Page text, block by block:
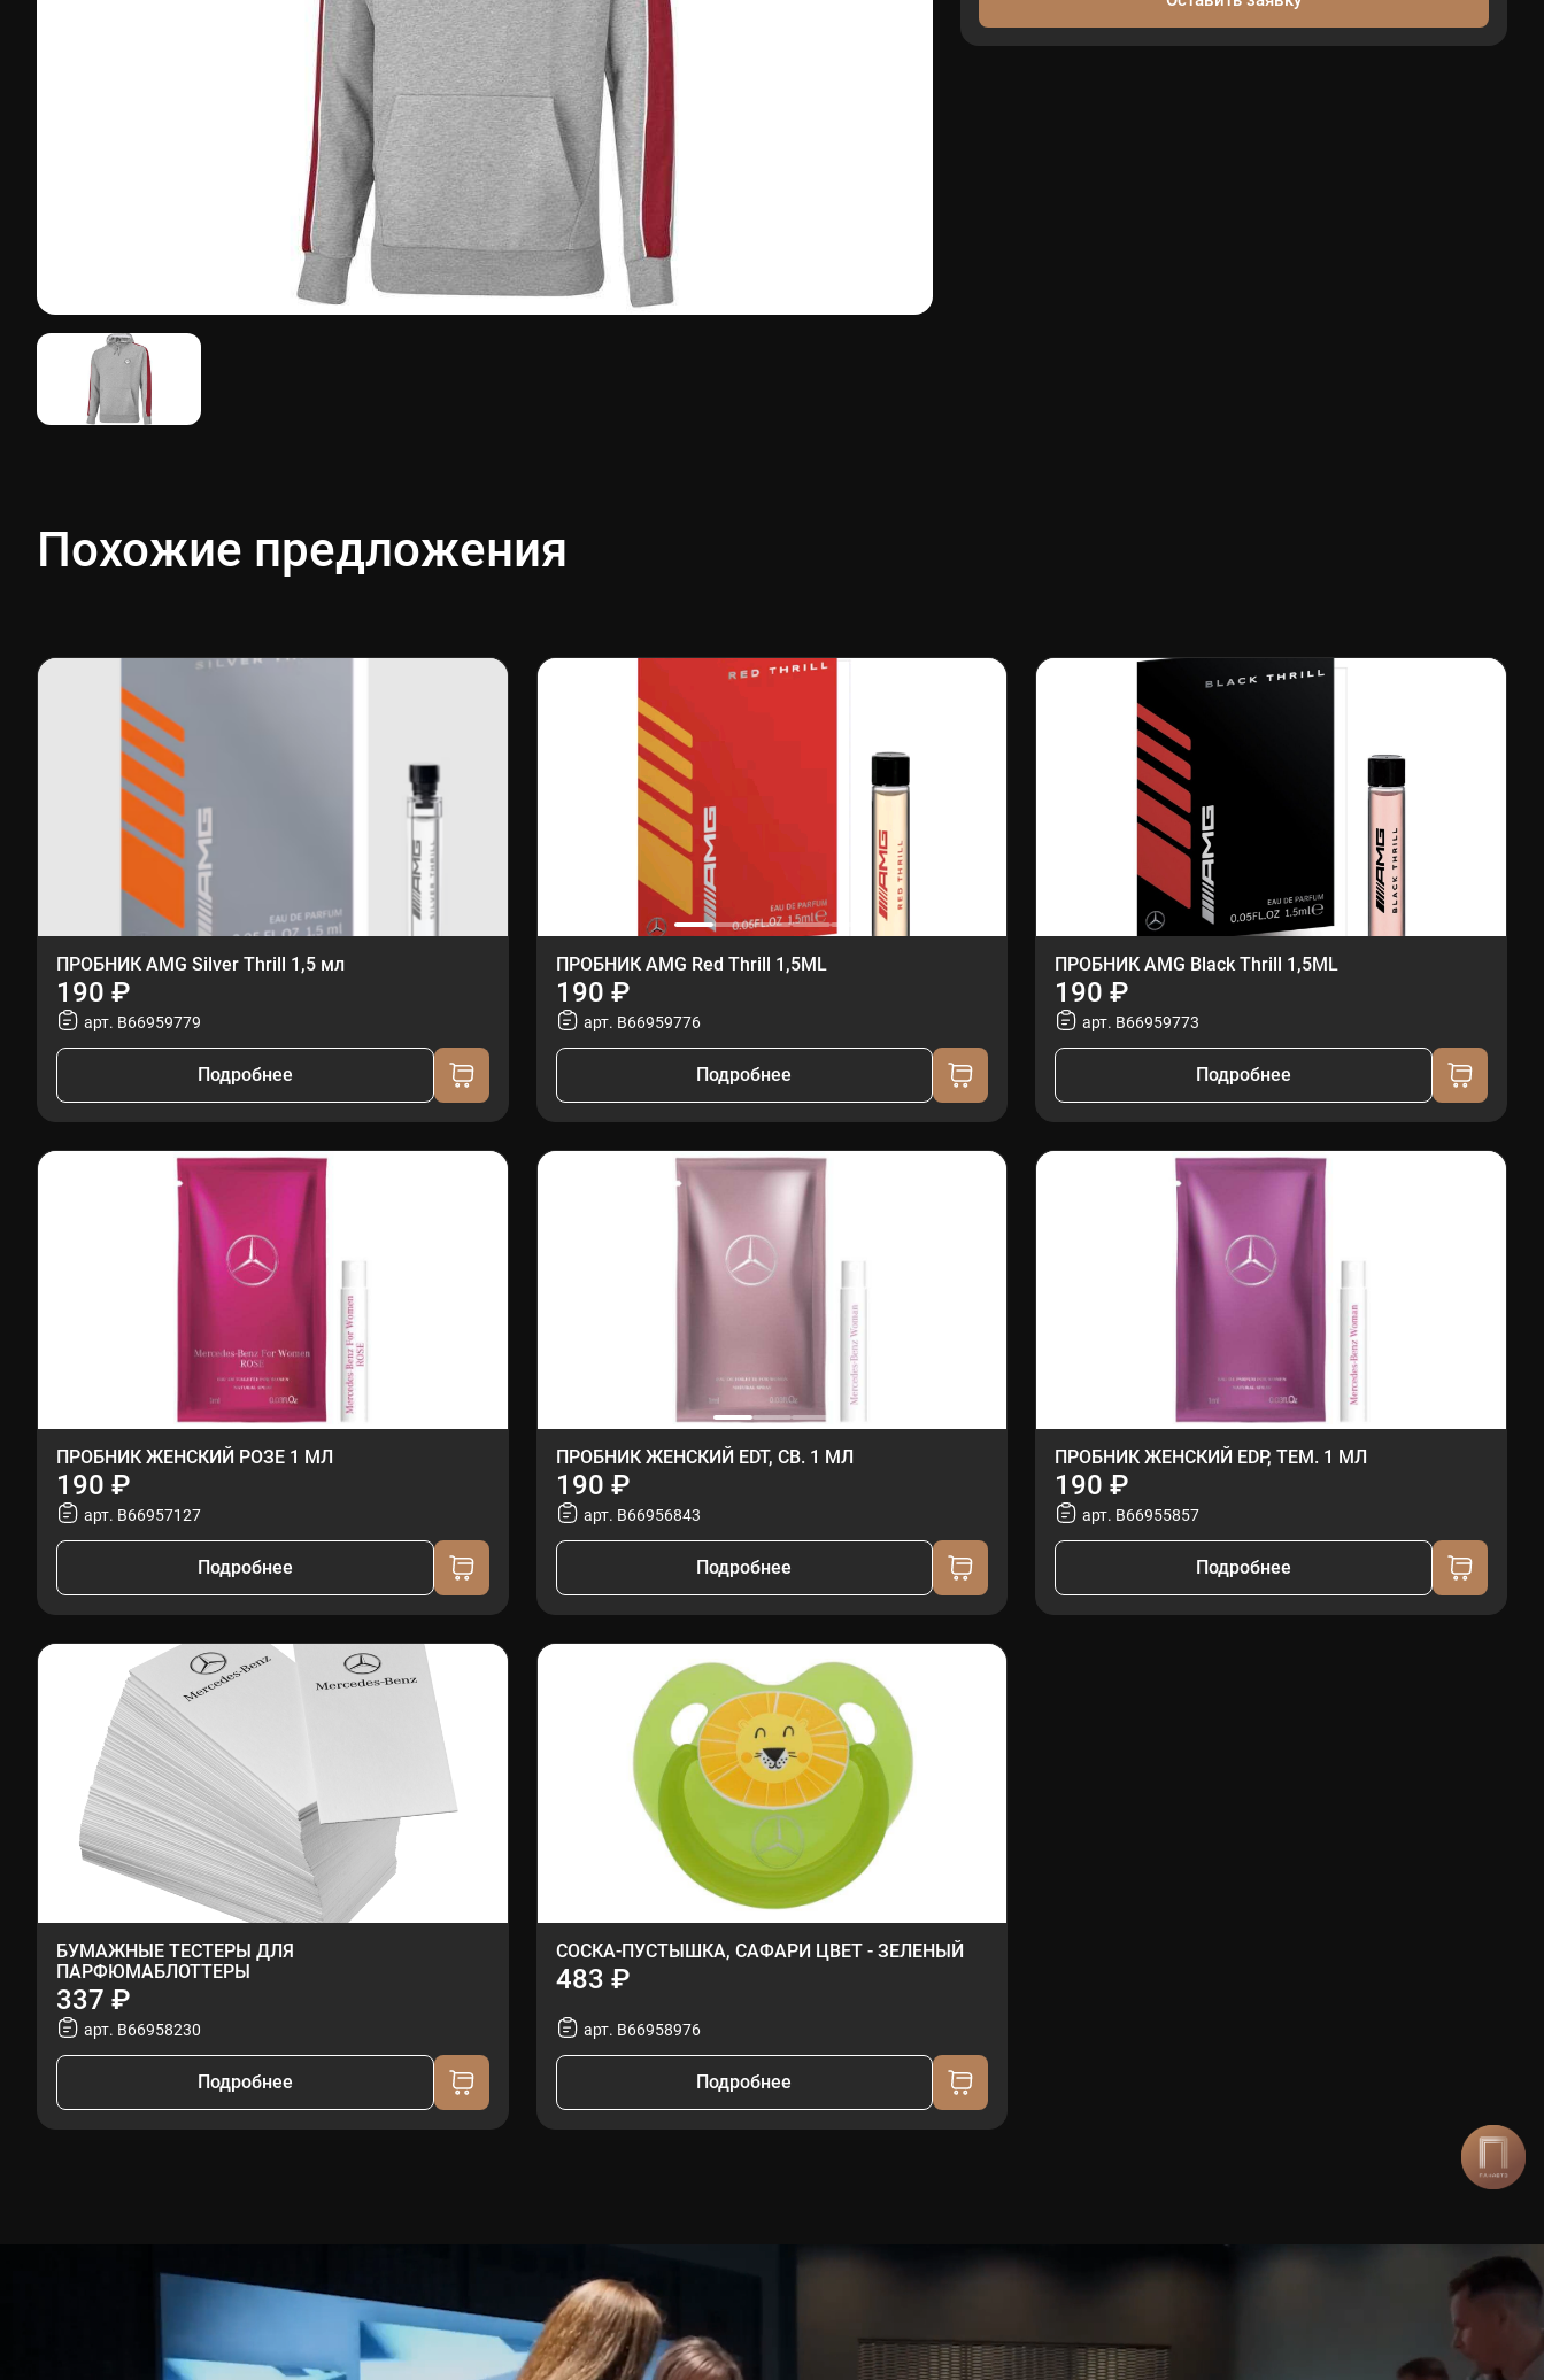
Похожие предложения
ПРОБНИК AMG Silver Thrill 1,5 мл
190 ₽
арт. B66959779
Подробнее
ПРОБНИК AMG Red Thrill 1,5ML
190 ₽
арт. B66959776
Подробнее
ПРОБНИК AMG Black Thrill 1,5ML
190 ₽
арт. B66959773
Подробнее
ПРОБНИК ЖЕНСКИЙ РОЗЕ 1 МЛ
190 ₽
арт. B66957127
Подробнее
ПРОБНИК ЖЕНСКИЙ EDT, СВ. 1 МЛ
190 ₽
арт. B66956843
Подробнее
ПРОБНИК ЖЕНСКИЙ EDP, ТЕМ. 1 МЛ
190 ₽
арт. B66955857
Подробнее
БУМАЖНЫЕ ТЕСТЕРЫ ДЛЯ
ПАРФЮМАБЛОТТЕРЫ
337 ₽
арт. B66958230
Подробнее
СОСКА-ПУСТЫШКА, САФАРИ ЦВЕТ - ЗЕЛЕНЫЙ
483 ₽
арт. B66958976
Подробнее